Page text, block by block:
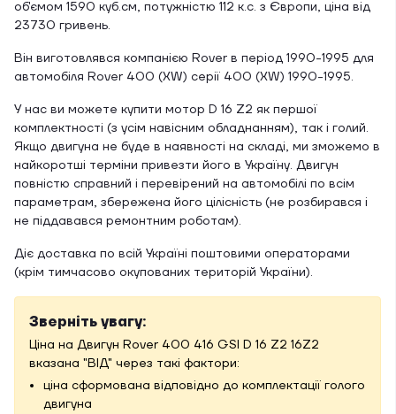
об'ємом 1590 куб.см, потужністю 112 к.с. з Європи, ціна від
23730 гривень.
Він виготовлявся компанією Rover в період 1990-1995 для
автомобіля Rover 400 (XW) серії 400 (XW) 1990-1995.
У нас ви можете купити мотор D 16 Z2 як першої
комплектності (з усім навісним обладнанням), так і голий.
Якщо двигуна не буде в наявності на складі, ми зможемо в
найкоротші терміни привезти його в Україну. Двигун
повністю справний і перевірений на автомобілі по всім
параметрам, збережена його цілісність (не розбирався і
не піддавався ремонтним роботам).
Діє доставка по всій Україні поштовими операторами
(крім тимчасово окупованих територій України).
Зверніть увагу:
Ціна на Двигун Rover 400 416 GSI D 16 Z2 16Z2
вказана "ВІД" через такі фактори:
ціна сформована відповідно до комплектації голого
двигуна